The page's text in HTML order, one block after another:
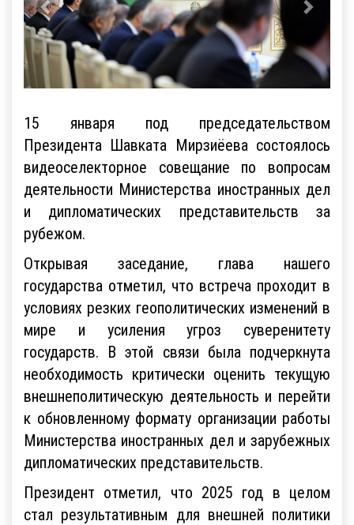
15 января под председательством
Президента Шавката Мирзиёева состоялось
видеоселекторное совещание по вопросам
деятельности Министерства иностранных дел
и дипломатических представительств за
рубежом.
Открывая заседание, глава нашего
государства отметил, что встреча проходит в
условиях резких геополитических изменений в
мире и усиления угроз суверенитету
государств. В этой связи была подчеркнута
необходимость критически оценить текущую
внешнеполитическую деятельность и перейти
к обновленному формату организации работы
Министерства иностранных дел и зарубежных
дипломатических представительств.
Президент отметил, что 2025 год в целом
стал результативным для внешней политики